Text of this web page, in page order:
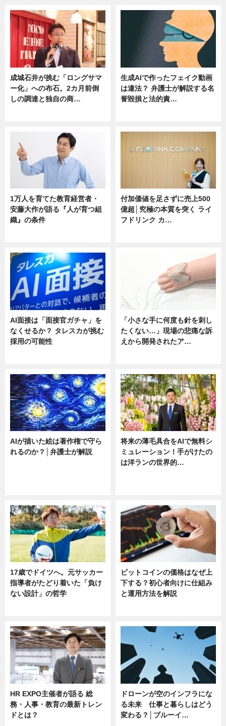
成城石井が挑む「ロングサマ
ー化」への布石。2カ月前倒
しの調達と独自の商…
生成AIで作ったフェイク動画
は違法？ 弁護士が解説する名
誉毀損と法的責…
1万人を育てた教育経営者・
安藤大作が語る『人が育つ組
織』の条件
付加価値を足さずに売上500
億超│究極の本質を突く ライ
フドリンク カ…
AI面接は「面接官ガチャ」を
なくせるか？ タレスカが挑む
採用の可能性
「小さな手に何度も針を刺し
たくない…」現場の悲痛な訴
えから開発されたア…
AIが描いた絵は著作権で守ら
れるのか？│弁護士が解説
将来の薄毛具合をAIで無料シ
ミュレーション！手がけたの
は洋ランの世界的…
17歳でドイツへ。元サッカー
指導者がたどり着いた「負け
ない設計」の哲学
ビットコインの価格はなぜ上
下する？初心者向けに仕組み
と運用方法を解説
HR EXPO主催者が語る 総
務・人事・教育の最新トレン
ドとは？
ドローンが空のインフラにな
る未来 仕事と暮らしはどう
変わる？│ブルーイ…